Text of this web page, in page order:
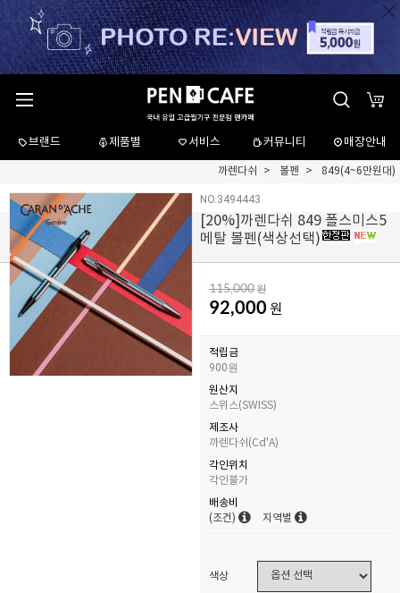
브랜드 제품별 서비스 커뮤니티 매장안내
까렌다쉬 볼펜 849(4~6만원대)
NO.3494443
[20%]까렌다쉬 849 폴스미스5
메탈 볼펜(색상선택)
115,000 원
92,000 원
적립금
900원
원산지
스위스(SWISS)
제조사
까렌다쉬(Cd'A)
각인위치
각인불가
배송비
(조건)
지역별
색상